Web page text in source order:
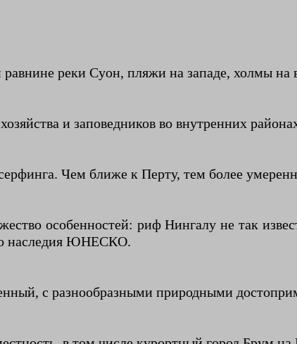
реки Суон, пляжи на западе, холмы на
и заповедников во внутренних
Чем ближе к Перту, тем более
особенностей: риф Нингалу не так
наследия ЮНЕСКО.
с разнообразными природными